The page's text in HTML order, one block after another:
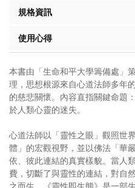
規格資訊
使用心得
本書由「生命和平大學籌備處」
理，思想根源來自心道法師多年
的慈悲關懷。內容直指關鍵命題
於人類心靈的迷失。
心道法師以「靈性之眼」觀照世
體」的宏觀視野，並以佛法「華
依、彼此連結的真實樣貌。當人
費，切斷了與靈性的連結，對自